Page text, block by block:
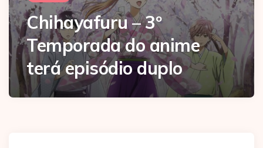
Chihayafuru – 3º
Temporada do anime
terá episódio duplo